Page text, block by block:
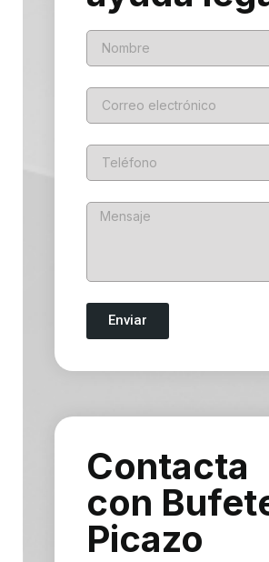
Enviar
Contacta
con
Picazo